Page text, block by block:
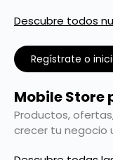
Descubre todos
Regístrate o
Mobile Store
Productos,
crecer tu negocio